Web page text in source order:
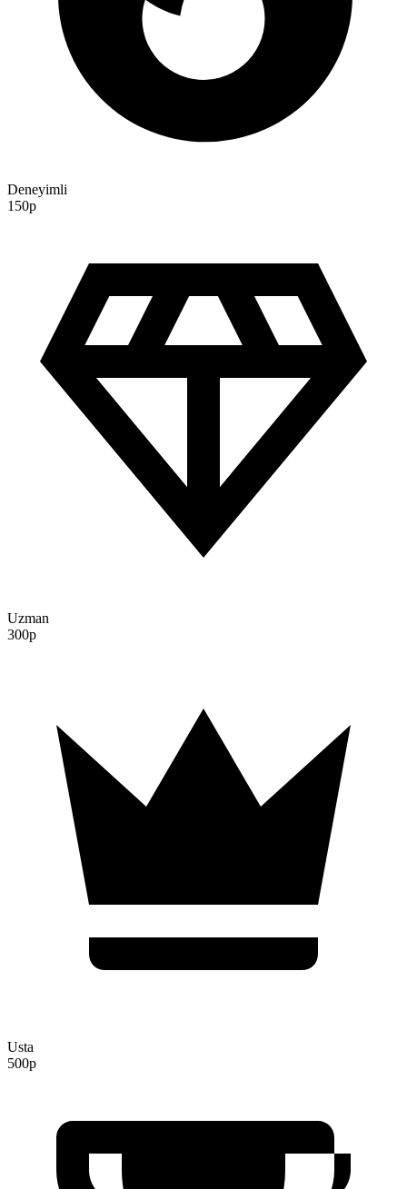
Deneyimli
150p
Uzman
300p
Usta
500p